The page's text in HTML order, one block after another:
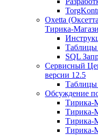
Oxetta
Тирика-
Таблицы
SQL
Сервисный
версии 12.5
Таблицы
Обсуждение
Тирика-
Тирика-
Тирика-
Тирика-